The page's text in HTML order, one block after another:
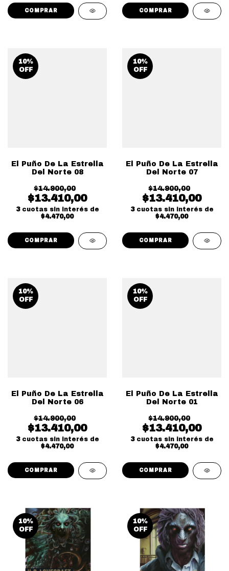
10%
OFF
El Puño De La Estrella
Del Norte 08
$14.900,00
$13.410,00
3 cuotas sin interés de
$4.470,00
10%
OFF
El Puño De La Estrella
Del Norte 07
$14.900,00
$13.410,00
3 cuotas sin interés de
$4.470,00
10%
OFF
El Puño De La Estrella
Del Norte 06
$14.900,00
$13.410,00
3 cuotas sin interés de
$4.470,00
10%
OFF
El Puño De La Estrella
Del Norte 01
$14.900,00
$13.410,00
3 cuotas sin interés de
$4.470,00
10%
OFF
10%
OFF